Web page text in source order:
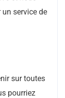
service de
sur toutes
pourriez